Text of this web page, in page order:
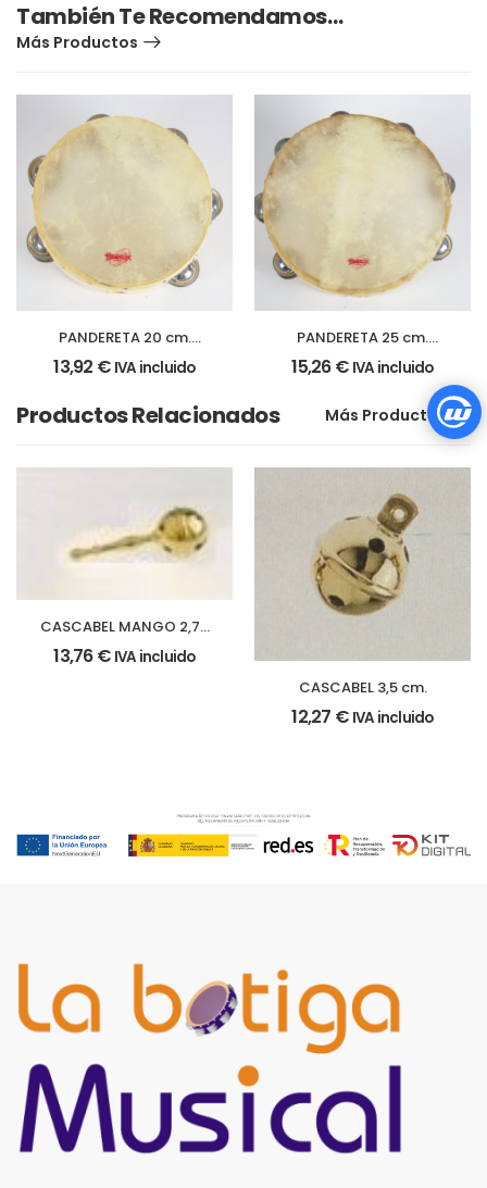
También Te Recomendamos…
Más Productos
PANDERETA 20 cm.
Parche piel
claveteada,doble
13,92 € IVA incluido
PANDERETA 25 cm.
Parche piel claveteado,
doble sonaja
15,26€ IVA incluido
Productos Relacionados Más Productos
CASCABEL MANGO 2,7 x
7 cm
13,76€ IVA incluido
CASCABEL 3,5 cm.
12,27 € IVA incluido